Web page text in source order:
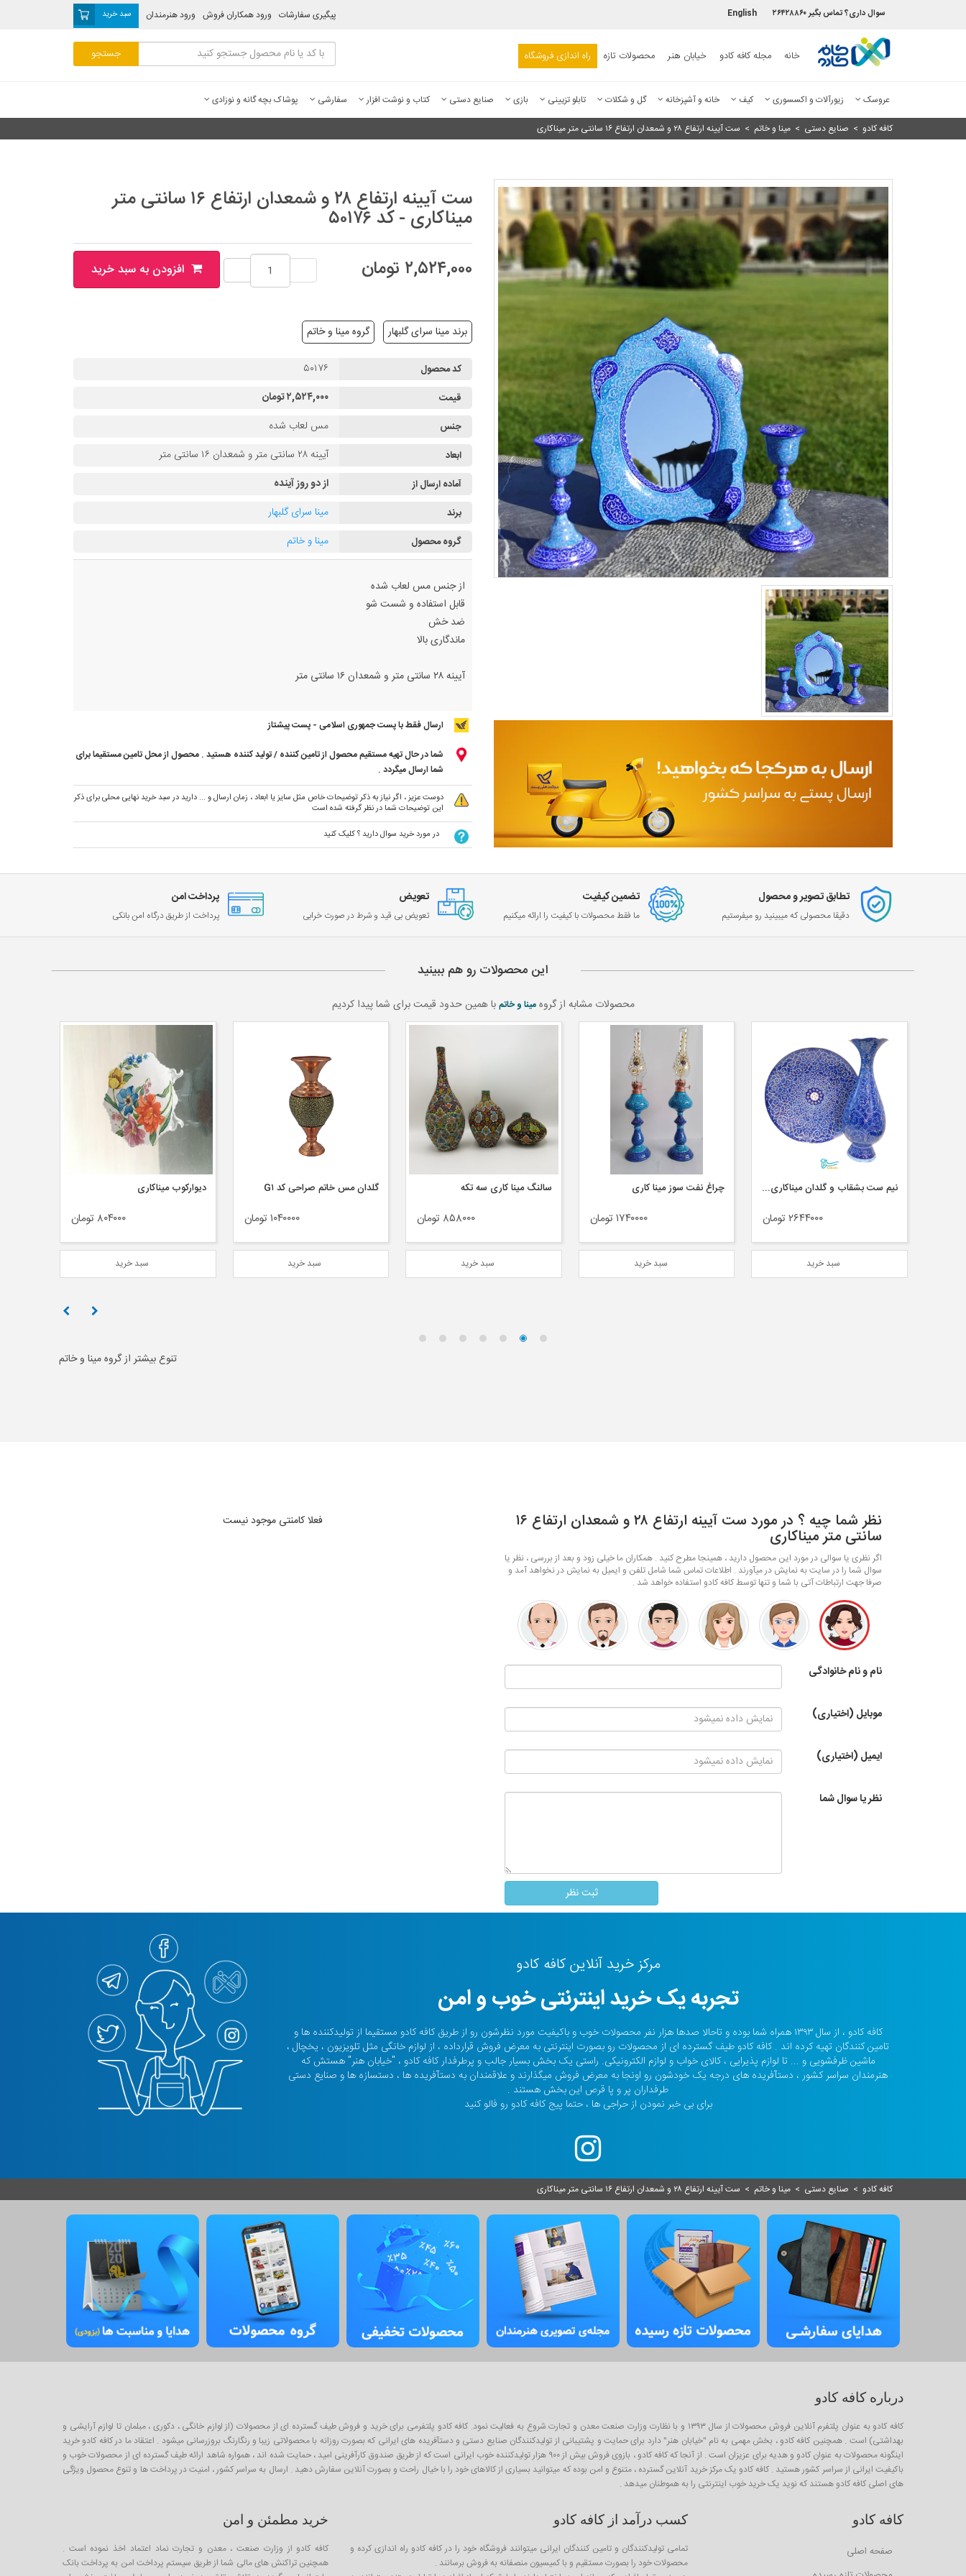
سبد خرید ورود هنرمندان ورود همکاران فروش پیگیری سفارشات سوال داری؟ تماس بگیر ۲۶۴۲۸۸۶۰ English
خانه مجله کافه کادو خیابان هنر محصولات تازه راه اندازی فروشگاه
عروسک زیورآلات و اکسسوری کیف خانه و آشپزخانه گل و شکلات تابلو تزیینی بازی صنایع دستی کتاب و نوشت افزار سفارشی
پوشاک بچه گانه و نوزادی
کافه کادو > صنایع دستی > مینا و خاتم > ست آیینه ارتفاع ۲۸ و شمعدان ارتفاع ۱۶ سانتی متر میناکاری
ست آیینه ارتفاع ۲۸ و شمعدان ارتفاع ۱۶ سانتی متر
میناکاری - کد ۵۰۱۷۶
افزودن به سبد خرید ۲,۵۲۴,۰۰۰ تومان
برند مینا سرای گلبهار گروه مینا و خاتم
کد محصول ۵۰۱۷۶
قیمت ۲,۵۲۴,۰۰۰ تومان
جنس مس لعاب شده
ابعاد آیینه ۲۸ سانتی متر و شمعدان ۱۶ سانتی متر
آماده ارسال از از دو روز آینده
برند مینا سرای گلبهار
گروه محصول مینا و خاتم
از جنس مس لعاب شده
قابل استفاده و شست شو
ضد خش
ماندگاری بالا
آیینه ۲۸ سانتی متر و شمعدان ۱۶ سانتی متر
ارسال فقط با پست جمهوری اسلامی - پست پیشتاز
شما در حال تهیه مستقیم محصول از تامین کننده / تولید کننده هستید . محصول از محل تامین مستقیما برای
شما ارسال میگردد .
دوست عزیز ، اگر نیاز به ذکر توضیحات خاص مثل سایز یا ابعاد ، زمان ارسال و ... دارید در سبد خرید نهایی محلی برای ذکر
این توضیحات شما در نظر گرفته شده است
در مورد خرید سوال دارید ؟ کلیک کنید
تطابق تصویر و محصول
دقیقا محصولی که میبینید رو میفرستیم
تضمین کیفیت
ما فقط محصولات با کیفیت را ارائه میکنیم
تعویض
تعویض بی قید و شرط در صورت خرابی
پرداخت امن
پرداخت از طریق درگاه امن بانکی
این محصولات رو هم ببینید
محصولات مشابه از گروهمینا و خاتم با همین حدود قیمت برای شما پیدا کردیم
چراغ نفت سوز مینا کاری
۱۷۴۰۰۰۰ تومان
سبد خرید
سالنگ مینا کاری سه تکه
۸۵۸۰۰۰ تومان
سبد خرید
گلدان مس خاتم صراحی کد G۱
۱۰۴۰۰۰۰ تومان
سبد خرید
دیوارکوب میناکاری
۸۰۴۰۰۰ تومان
سبد خرید
بشقاب میناکاری و ان یکاد سایز ۳۰
۱۰۱۲۰۰۰ تومان
سبد خرید
تنوع بیشتر از گروه مینا و خاتم
نظر شما چیه ؟ در مورد ست آیینه ارتفاع ۲۸ و شمعدان ارتفاع ۱۶
سانتی متر میناکاری
اگر نظری یا سوالی در مورد این محصول دارید ، همینجا مطرح کنید . همکاران ما خیلی زود و بعد از بررسی ، نظر یا
سوال شما را در سایت به نمایش در میآورند . اطلاعات تماس شما شامل تلفن و ایمیل به نمایش در نخواهد آمد و
صرفا جهت ارتباطات آتی با شما و تنها توسط کافه کادو استفاده خواهد شد .
نام و نام خانوادگی
موبایل (اختیاری)
ایمیل (اختیاری)
نظر یا سوال شما
فعلا کامنتی موجود نیست
مرکز خرید آنلاین کافه کادو
تجربه یک خرید اینترنتی خوب و امن
کافه کادو ، از سال ۱۳۹۳ همراه شما بوده و تاحالا صدها هزار نفر محصولات خوب و باکیفیت مورد نظرشون رو از طریق کافه کادو مستقیما از تولیدکننده ها و
تامین کنندگان تهیه کرده اند . کافه کادو طیف گسترده ای از محصولات رو بصورت اینترنتی به معرض فروش قرارداده ، از لوازم خانگی مثل تلویزیون ، یخچال ،
ماشین ظرفشویی و ... تا لوازم پذیرایی ، کالای خواب و لوازم الکترونیکی. راستی یک بخش بسیار جالب و پرطرفدار کافه کادو ، "خیابان هنر" هستش که
هنرمندان سراسر کشور ، دستآفریده های درجه یک خودشون رو اونجا به معرض فروش میگذارند و علاقمندان به دستآفریده ها ، دستسازه ها و صنایع دستی
طرفداران پر و پا قرص این بخش هستند .
برای بی خبر نمودن از حراجی ها ، حتما پیج کافه کادو رو فالو کنید
کافه کادو > صنایع دستی > مینا و خاتم > ست آیینه ارتفاع ۲۸ و شمعدان ارتفاع ۱۶ سانتی متر میناکاری
درباره کافه کادو
کافه کادو به عنوان پلتفرم آنلاین فروش محصولات از سال ۱۳۹۳ و با نظارت وزارت صنعت معدن و تجارت شروع به فعالیت نمود. کافه کادو پلتفرمی برای خرید و فروش طیف گسترده ای از محصولات (از لوازم خانگی ، دکوری ، مبلمان تا لوازم آرایشی و
بهداشتی) است . همچنین کافه کادو ، بخش مهمی به نام "خیابان هنر" دارد برای حمایت و پشتیبانی از تولیدکنندگان صنایع دستی و دستآفریده های ایرانی که بصورت روزانه با محصولاتی زیبا و رنگارنگ بروزرسانی میشود . اعتقاد ما در کافه کادو خرید
اینگونه محصولات به عنوان کادو و هدیه برای عزیزان است . از آنجا که کافه کادو ، بازوی فروش بیش از ۹۰۰ هزار تولیدکننده خوب ایرانی است که از طریق صندوق کارآفرینی امید ، حمایت شده اند ، همواره شاهد ارائه طیف گسترده ای از محصولات خوب و
باکیفیت ایرانی از سراسر کشور هستید . کافه کادو یک مرکز خرید آنلاین گسترده ، متنوع و امن بوده که میتوانید بسیاری از کالاهای خود را با خیال راحت و بصورت آنلاین سفارش دهید . ارسال به سراسر کشور ، امنیت در پرداخت ها و تنوع محصول ویژگی
های اصلی کافه کادو هستند که نوید یک خرید خوب اینترنتی را به هموطنان میدهد .
کافه کادو
صفحه اصلی
کسب درآمد از کافه کادو
تمامی تولیدکنندگان و تامین کنندگان ایرانی میتوانند فروشگاه خود را در کافه کادو راه اندازی کرده و
محصولات خود را بصورت مستقیم و با کمیسیون منصفانه به فروش برسانند .
خرید مطمئن و امن
کافه کادو از وزارت صنعت ، معدن و تجارت نماد اعتماد اخذ نموده است .
همچنین تراکنش های مالی شما از طریق سیستم پرداخت امن به پرداخت بانک